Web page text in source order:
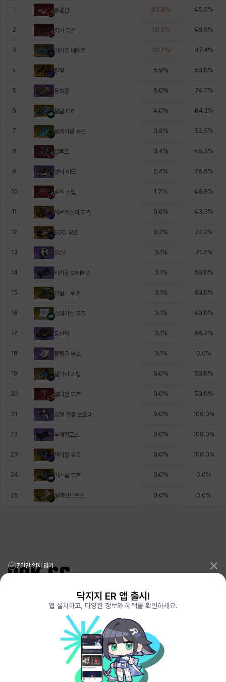
1 분홍신 42.8% 45.5%
2 픽시 부츠 18.6% 49.9%
3 아이언 메이든 10.7% 47.4%
4 킬힐 5.9% 50.0%
5 풍화륜 5.0% 74.7%
6 칼날 다리 4.0% 64.2%
7 글레이셜 슈즈 3.8% 52.5%
8 탭루트 3.4% 45.3%
9 델타 레드 2.4% 76.6%
10 로즈 스텝 1.7% 46.8%
11 헤르메스의 부츠 0.6% 43.3%
12 EOD 부츠 0.2% 22.2%
13 SCV 0.1 % 71.4%
14 타키온 브레이스 0.1 % 50.0%
15 와일드 워커 0.1 % 60.0%
16 스페이스 부츠 0.1 % 40.0%
17 등산화 0.1 % 66.7%
18 클링온 부츠 0.1 % 0.0%
19 갤럭시 스텝 0.0% 50.0%
20 엘디안 부츠 0.0% 50.0%
21 강철 무릎 보호대 0.0% 100.0%
22 부케팔로스 0.0% 100.0%
23 택티컬 슈즈 0.0% 100.0%
24 미스릴 부츠 0.0% 0.0%
25 알렉산드로스 0.0% 0.0%
리그오브레전드 전적검색 포로지지PORO.GG
전략적팀전투 TFT 전적검색 롤체지지 LOLCHESS.GG
메이플스토리 종합통계MAPLE.GG
VALORANT.DAK.GG
배틀그라운드 전적검색PUBG.DAK.GG
이터널 리턴 전적검색ER.DAK.GG
GENSHIN.DAK.GG
DEADLOCK.DAK.GG
7일간 열지 않기
닥지지 ER 앱 출시!
앱 설치하고, 다양한 정보와 혜택을 확인하세요.